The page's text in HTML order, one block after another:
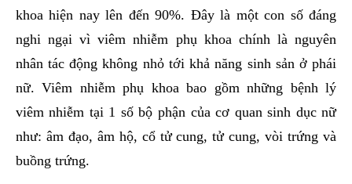
khoa hiện nay lên đến 90%. Đây là một con số đáng
nghi ngại vì viêm nhiễm phụ khoa chính là nguyên
nhân tác động không nhỏ tới khả năng sinh sản ở phái
nữ. Viêm nhiễm phụ khoa bao gồm những bệnh lý
viêm nhiễm tại 1 số bộ phận của cơ quan sinh dục nữ
như: âm đạo, âm hộ, cổ tử cung, tử cung, vòi trứng và
buồng trứng.